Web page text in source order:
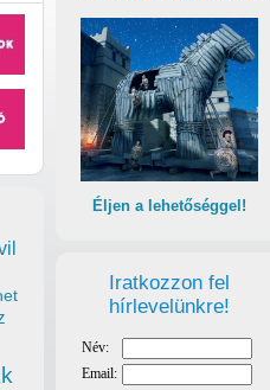
Éljen a lehetőséggel!
Iratkozzon fel
hírlevelünkre!